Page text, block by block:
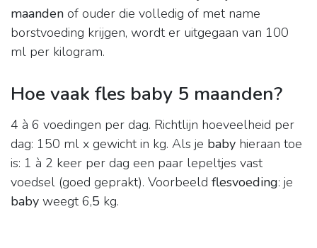
maanden of ouder die volledig of met name
borstvoeding krijgen, wordt er uitgegaan van 100
ml per kilogram.
Hoe vaak fles baby 5 maanden?
4 à 6 voedingen per dag. Richtlijn hoeveelheid per
dag: 150 ml x gewicht in kg. Als je baby hieraan toe
is: 1 à 2 keer per dag een paar lepeltjes vast
voedsel (goed geprakt). Voorbeeld flesvoeding: je
baby weegt 6,5 kg.